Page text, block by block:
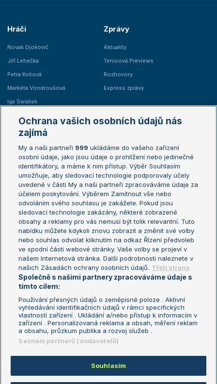
Hráči
Novak Djokovič
Jiří Lehečka
Petra Kvitová
Markéta Vondroušová
Iga Swiatek
Zprávy
Aktuality
Tenisová Previews
Rozhovory
Express zprávy
Žebříčky
Žebříček ATP (muži)
Žebříček WTA (ženy)
Sázkařský žebříček
Australian Open
French Open
Wimbledon
US Open
Turnaj mistrů
Turnaj mistryň
Aktualní trendy
Fotbalové přestupy
Livesport Daily
LS Prague Open
Podmínky užití
Nastavení soukromí
GDPR a žurnalistika
Reklama
Kontakt
Informace o zpracování osobních
údajů
Copyright © 2008-2026 TenisPortal.cz. Využíváme zpravodajství ČTK.
Ochrana vašich osobních údajů nás
zajímá
My a naši partneři 999 ukládáme do vašeho zařízení
osobní údaje, jako jsou údaje o prohlížení nebo jedinečné
identifikátory, a máme k nim přístup. Výběr Souhlasím
umožňuje, aby sledovací technologie podporovaly účely
uvedené v části My a naši partneři zpracováváme údaje za
účelem poskytování. Výběrem Zamítnout vše nebo
odvoláním svého souhlasu je zakážete. Pokud jsou
sledovací technologie zakázány, některé zobrazené
obsahy a reklamy pro vás nemusí být tolik relevantní. Tuto
nabídku můžete kdykoli znovu zobrazit a změnit své volby
nebo souhlas odvolat kliknutím na odkaz Řízení předvoleb
ve spodní části webové stránky. Vaše volby se projeví v
našem Internetová stránka. Další podrobnosti naleznete v
našich Zásadách ochrany osobních údajů. Třetí strany
Společně s našimi partnery zpracováváme údaje s
tímto cílem:
Používání přesných údajů o zeměpisné poloze . Aktivní
vyhledávání identifikačních údajů v rámci specifických
vlastností zařízení . Ukládání a/nebo přístup k informacím v
zařízení . Personalizovaná reklama a obsah, měření reklam
a obsahu, průzkum publika a rozvoj služeb .
Seznam partnerů (dodavatelů)
Souhlasím